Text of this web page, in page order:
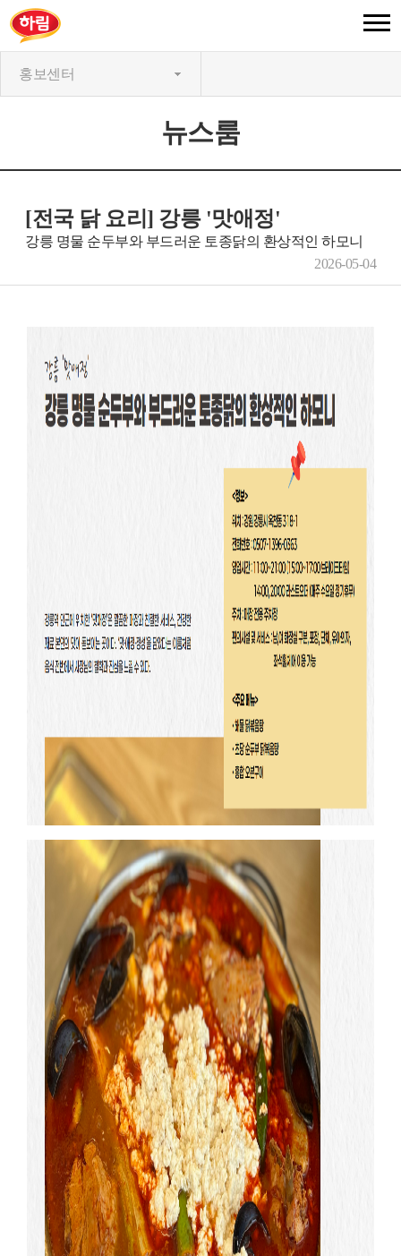
홍보센터
뉴스룸
[전국 닭 요리] 강릉 '맛애정'
강릉 명물 순두부와 부드러운 토종닭의 환상적인 하모니
2026-05-04